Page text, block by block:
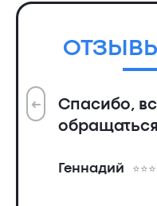
ОТЗЫВЫ
Спасибо,
Геннадий
➜